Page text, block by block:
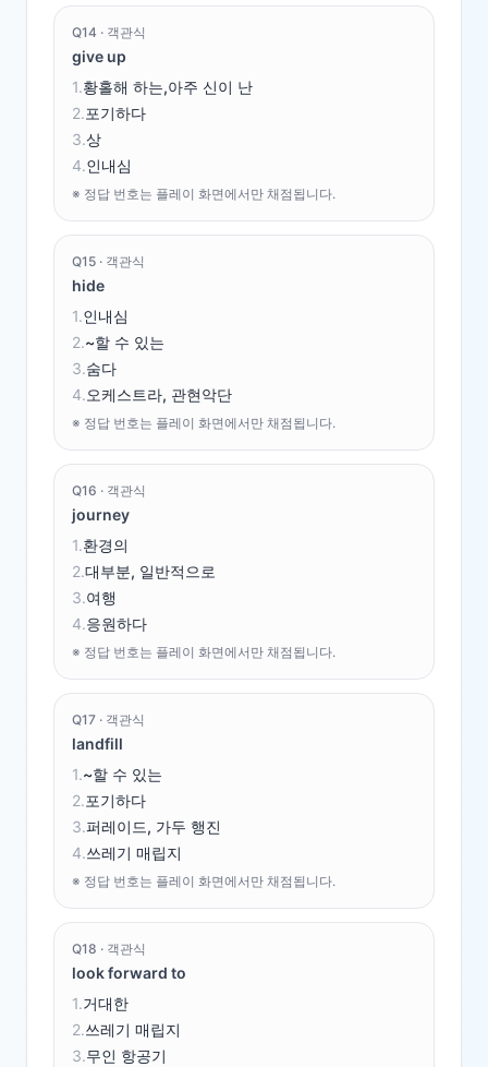
Q14 · 객관식
give up
1.황홀해 하는,아주 신이 난
2.포기하다
3.상
4.인내심
※ 정답 번호는 플레이 화면에서만 채점됩니다.
Q15 · 객관식
hide
1.인내심
2.~할 수 있는
3.숨다
4.오케스트라, 관현악단
※ 정답 번호는 플레이 화면에서만 채점됩니다.
Q16 · 객관식
journey
1.환경의
2.대부분, 일반적으로
3.여행
4.응원하다
※ 정답 번호는 플레이 화면에서만 채점됩니다.
Q17 · 객관식
landfill
1.~할 수 있는
2.포기하다
3.퍼레이드, 가두 행진
4.쓰레기 매립지
※ 정답 번호는 플레이 화면에서만 채점됩니다.
Q18 · 객관식
look forward to
1.거대한
2.쓰레기 매립지
3.무인 항공기